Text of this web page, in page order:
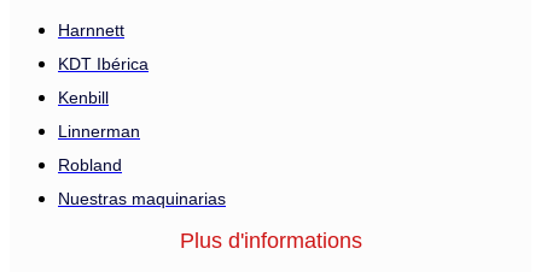
Harnnett
KDT Ibérica
Kenbill
Linnerman
Robland
Nuestras maquinarias
Plus d'informations